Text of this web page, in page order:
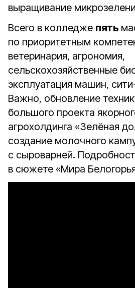
выращивание
Всего в колледже пять
по приоритетным
ветеринария, агрономия,
сельскохозяйственные
эксплуатация машин,
Важно, обновление
большого проекта
агрохолдинга «Зелёная
создание молочного
с сыроварней.
в сюжете «Мира